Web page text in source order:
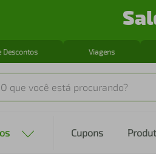
Descontos Viagens
você está procurando?
Cupons